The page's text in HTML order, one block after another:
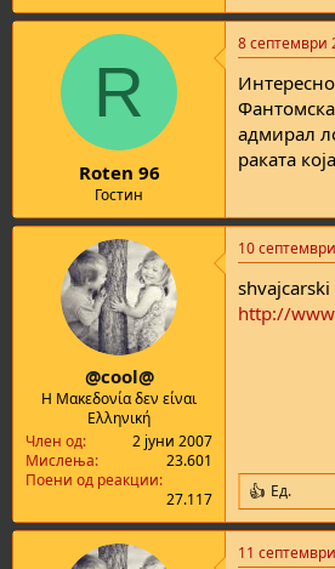
R
Roten 96
Гостин
8 септември
Интересно
адмирал
раката
@cool@
Η Μακεδονία δεν είναι
Ελληνική
Член од
2 јуни 2007
Мислења
23.601
Поени од реакции
27.117
10
http://
R
e
a
c
Ед.
11